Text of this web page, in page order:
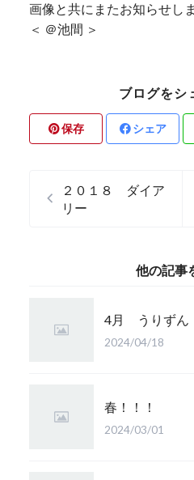
画像と共にまたお知らせし
＜ ＠池間 ＞
ブログをシ
保存 シェア
２０１８ ダイア
リー
他の記事
4月 うりずん
2024/04/18
春！！！
2024/03/01